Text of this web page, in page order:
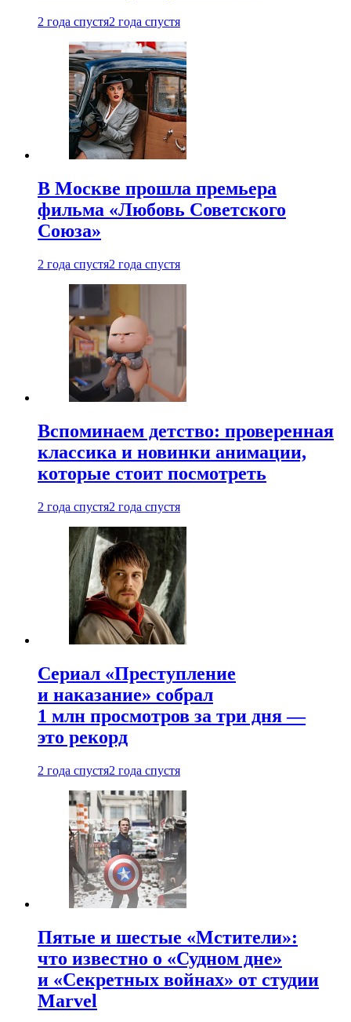
2 года спустя2 года спустя
В Москве прошла премьера
фильма «Любовь Советского
Союза»
2 года спустя2 года спустя
Вспоминаем детство: проверенная
классика и новинки анимации,
которые стоит посмотреть
2 года спустя2 года спустя
Сериал «Преступление
и наказание» собрал
1 млн просмотров за три дня —
это рекорд
2 года спустя2 года спустя
Пятые и шестые «Мстители»:
что известно о «Судном дне»
и «Секретных войнах» от студии
Marvel